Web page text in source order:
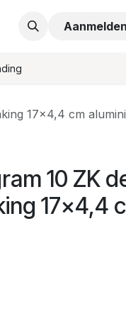
Startpagina Aanmelden
17x4,4 cm
10 ZK
17x4,4